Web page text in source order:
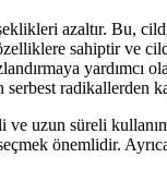
azaltır. Bu,
sahiptir ve
yardımcı
radikallerden
uzun süreli
önemlidir.